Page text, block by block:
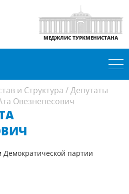
МЕДЖЛИС ТУРКМЕНИСТАНА
и Структура /Депутаты
Овезнепесович
Демократической партии